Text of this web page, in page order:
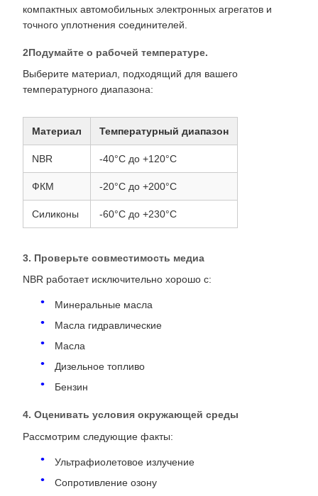
компактных автомобильных электронных агрегатов и
точного уплотнения соединителей.
2Подумайте о рабочей температуре.
Выберите материал, подходящий для вашего
температурного диапазона:
Материал Температурный диапазон
NBR -40°C до +120°C
ФКМ -20°C до +200°C
Силиконы -60°C до +230°C
3. Проверьте совместимость медиа
NBR работает исключительно хорошо с:
Минеральные масла
Масла гидравлические
Масла
Дизельное топливо
Бензин
4. Оценивать условия окружающей среды
Рассмотрим следующие факты:
Ультрафиолетовое излучение
Сопротивление озону